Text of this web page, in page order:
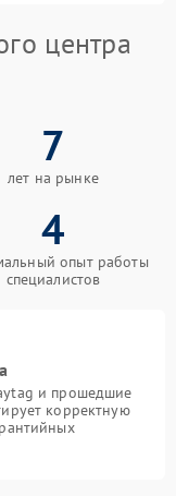
центра
7
лет на рынке
4
опыт работы
специалистов
и прошедшие
корректную